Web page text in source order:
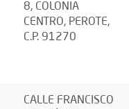
8, COLONIA
CENTRO, PEROTE,
C.P. 91270
CALLE FRANCISCO